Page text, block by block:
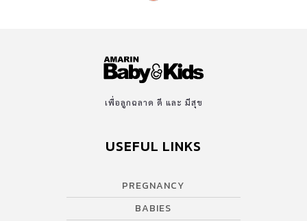
เพื่อลูกฉลาด ดี และ มีสุข
USEFUL LINKS
PREGNANCY
BABIES